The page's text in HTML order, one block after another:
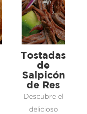
Tostadas
de
Salpicón
de Res
Descubre el
delicioso